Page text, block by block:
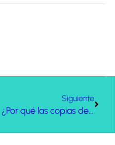
Siguiente
¿Por qué las copias de seguridad (Backups) remotas son tan importantes en su empresa?